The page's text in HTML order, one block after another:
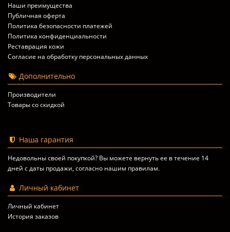
Наши преимущества
Публичная оферта
Политика безопасности платежей
Политика конфиденциальности
Реставрация кожи
Согласие на обработку персональных данных
Дополнительно
Производители
Товары со скидкой
Наша гарантия
Недовольны своей покупкой? Вы можете вернуть ее в течение 14
дней с даты продажи, согласно нашим правилам.
Личный кабинет
Личный кабинет
История заказов